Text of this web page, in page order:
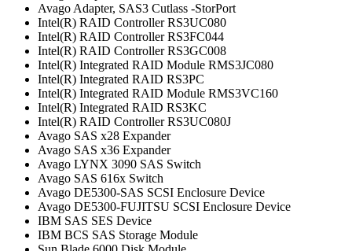
Avago Adapter, SAS3 Cutlass -StorPort
Intel(R) RAID Controller RS3UC080
Intel(R) RAID Controller RS3FC044
Intel(R) RAID Controller RS3GC008
Intel(R) Integrated RAID Module RMS3JC080
Intel(R) Integrated RAID RS3PC
Intel(R) Integrated RAID Module RMS3VC160
Intel(R) Integrated RAID RS3KC
Intel(R) RAID Controller RS3UC080J
Avago SAS x28 Expander
Avago SAS x36 Expander
Avago LYNX 3090 SAS Switch
Avago SAS 616x Switch
Avago DE5300-SAS SCSI Enclosure Device
Avago DE5300-FUJITSU SCSI Enclosure Device
IBM SAS SES Device
IBM BCS SAS Storage Module